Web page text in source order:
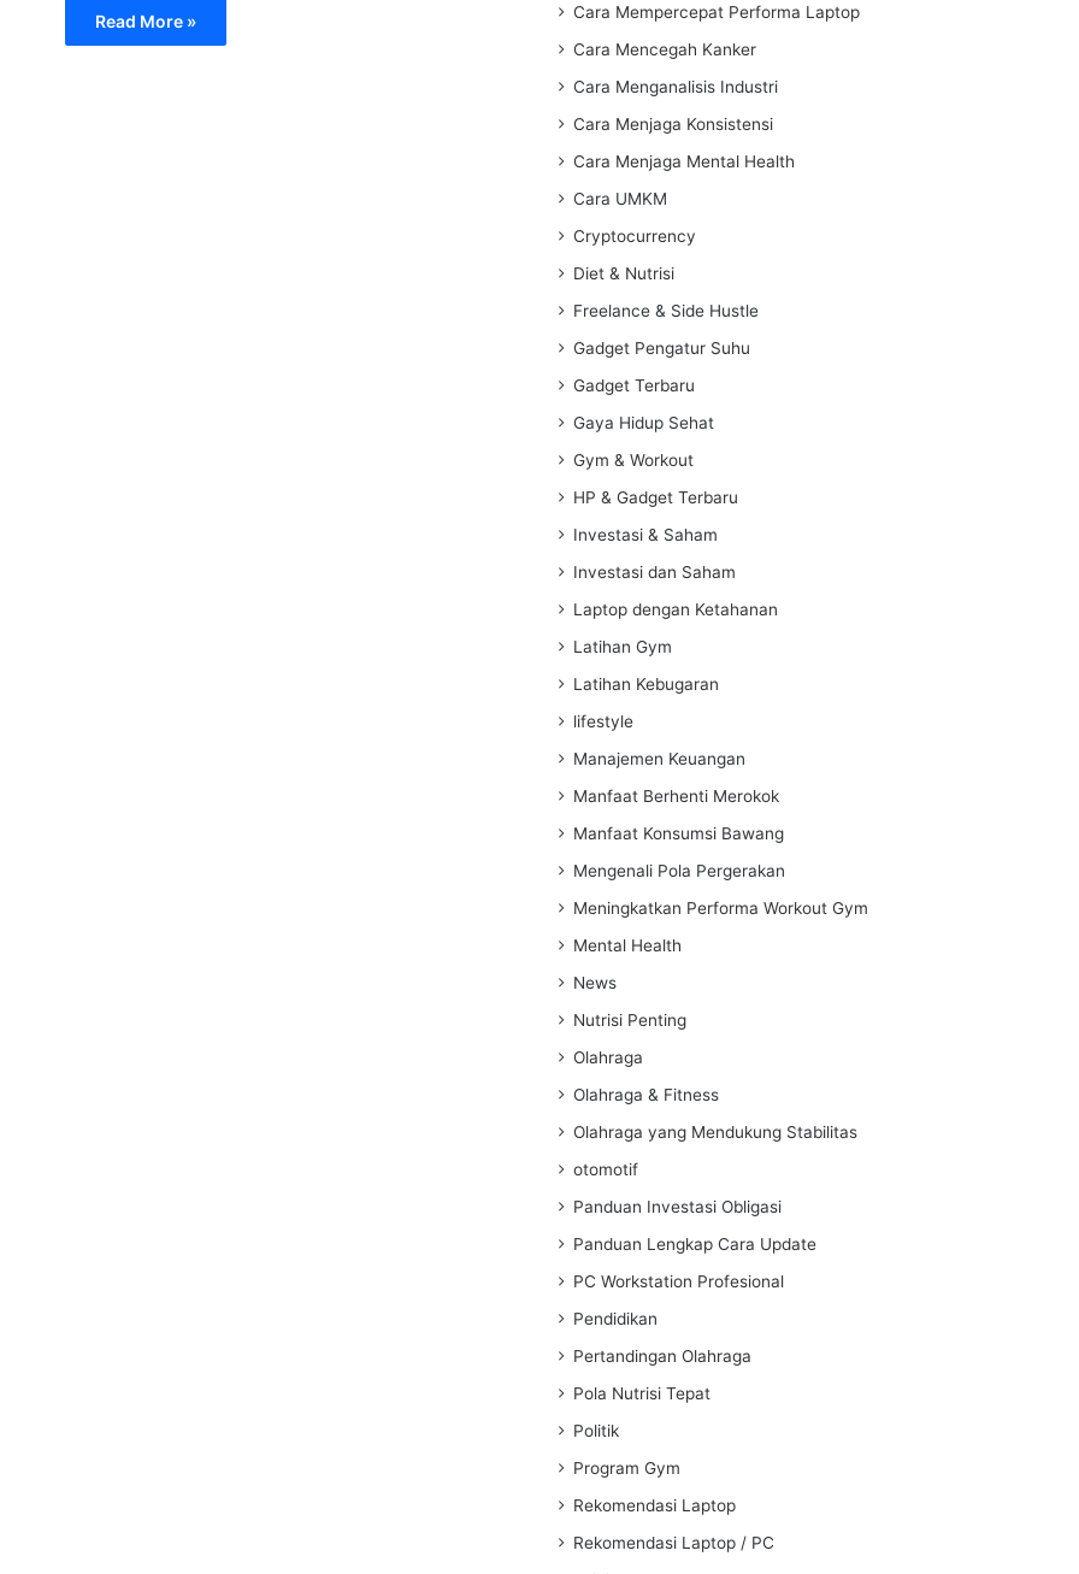
Read More »
Cara Mempercepat Performa Laptop
Cara Mencegah Kanker
Cara Menganalisis Industri
Cara Menjaga Konsistensi
Cara Menjaga Mental Health
Cara UMKM
Cryptocurrency
Diet & Nutrisi
Freelance & Side Hustle
Gadget Pengatur Suhu
Gadget Terbaru
Gaya Hidup Sehat
Gym & Workout
HP & Gadget Terbaru
Investasi & Saham
Investasi dan Saham
Laptop dengan Ketahanan
Latihan Gym
Latihan Kebugaran
lifestyle
Manajemen Keuangan
Manfaat Berhenti Merokok
Manfaat Konsumsi Bawang
Mengenali Pola Pergerakan
Meningkatkan Performa Workout Gym
Mental Health
News
Nutrisi Penting
Olahraga
Olahraga & Fitness
Olahraga yang Mendukung Stabilitas
otomotif
Panduan Investasi Obligasi
Panduan Lengkap Cara Update
PC Workstation Profesional
Pendidikan
Pertandingan Olahraga
Pola Nutrisi Tepat
Politik
Program Gym
Rekomendasi Laptop
Rekomendasi Laptop / PC